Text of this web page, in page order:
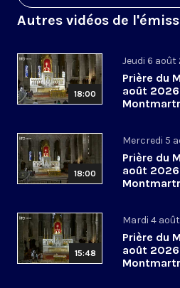
Autres vidéos de
18:00
Jeudi 6 août
Prière du
août 2026
18:00
Mercredi 5
Prière du
août 2026
15:48
Mardi 4
Prière du
août 2026